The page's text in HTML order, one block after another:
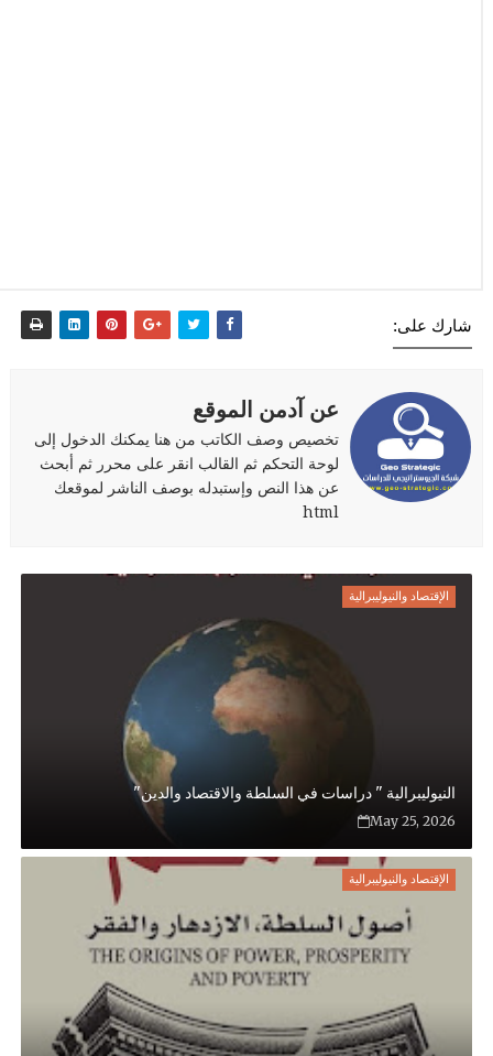
شارك على:
عن آدمن الموقع
تخصيص وصف الكاتب من هنا يمكنك الدخول إلى
لوحة التحكم ثم القالب انقر على محرر ثم أبحث
عن هذا النص وإستبدله بوصف الناشر لموقعك
html
الإقتصاد والنيوليبرالية
النيوليبرالية " دراسات في السلطة والاقتصاد والدين"
May 25, 2026
الإقتصاد والنيوليبرالية